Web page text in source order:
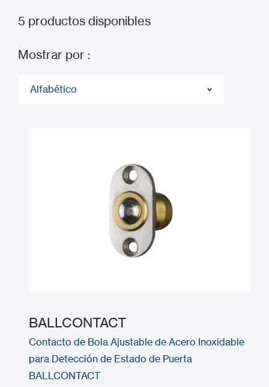
5 productos disponibles
Mostrar por :
Alfabético
BALLCONTACT
Contacto de Bola Ajustable de Acero Inoxidable
para Detección de Estado de Puerta
BALLCONTACT